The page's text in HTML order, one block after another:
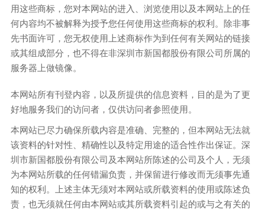
用这些商标，您对本网站的进入、浏览使用以及本网站上的任
何内容均不被解释为授予您任何使用这些商标的权利。除非事
先书面许可，您无权使用上述商标作为到任何有关网站的链接
或其组成部分，也不得在非深圳市新国都股份有限公司所属的
服务器上做镜像。
本网站所有刊登内容，以及所提供的信息资料，目的是为了更
好地服务我们的访问者，仅供访问者参照使用。
本网站已尽力确保所载内容是准确、完整的，但本网站无法就
该资料的针对性、精确性以及特定用途的适合性作出保证。深
圳市新国都股份有限公司及本网站所陈述的公司及个人，无须
为本网站所载的任何错漏负责，并保留进行修改而无须事先通
知的权利。上述主体无须对本网站或所载资料的使用或陈述负
责，也无须就任何由本网站或其所载资料引起的或与之有关的